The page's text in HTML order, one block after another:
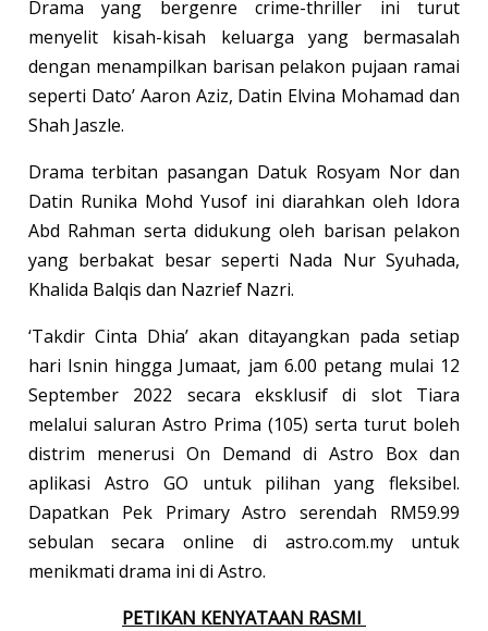
Drama yang bergenre crime-thriller ini turut
menyelit kisah-kisah keluarga yang bermasalah
dengan menampilkan barisan pelakon pujaan ramai
seperti Dato’ Aaron Aziz, Datin Elvina Mohamad dan
Shah Jaszle.
Drama terbitan pasangan Datuk Rosyam Nor dan
Datin Runika Mohd Yusof ini diarahkan oleh Idora
Abd Rahman serta didukung oleh barisan pelakon
yang berbakat besar seperti Nada Nur Syuhada,
Khalida Balqis dan Nazrief Nazri.
‘Takdir Cinta Dhia’ akan ditayangkan pada setiap
hari Isnin hingga Jumaat, jam 6.00 petang mulai 12
September 2022 secara eksklusif di slot Tiara
melalui saluran Astro Prima (105) serta turut boleh
distrim menerusi On Demand di Astro Box dan
aplikasi Astro GO untuk pilihan yang fleksibel.
Dapatkan Pek Primary Astro serendah RM59.99
sebulan secara online di astro.com.my untuk
menikmati drama ini di Astro.
PETIKAN KENYATAAN RASMI